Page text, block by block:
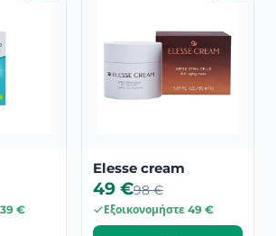
39 €
Elesse cream
49 €98 €
Εξοικονομήστε 49 €